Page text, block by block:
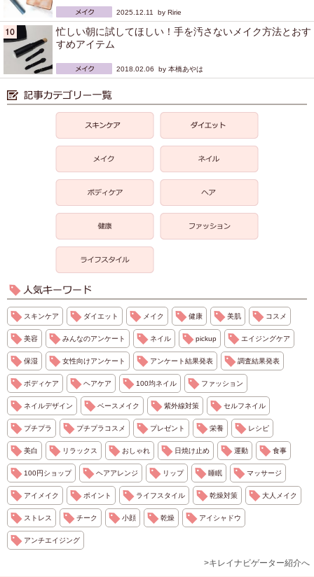
2025.12.11 by Ririe
忙しい朝に試してほしい！手を汚さないメイク方法とおす
すめアイテム
2018.02.06 by 本橋あやは
スキンケア ダイエット メイク 健康 美肌 コスメ
美容 みんなのアンケート ネイル pickup エイジングケア
保湿 女性向けアンケート アンケート結果発表 調査結果発表
ボディケア ヘアケア 100均ネイル ファッション
ネイルデザイン ベースメイク 紫外線対策 セルフネイル
プチプラ プチプラコスメ プレゼント 栄養 レシピ
美白 リラックス おしゃれ 日焼け止め 運動 食事
100円ショップ ヘアアレンジ リップ 睡眠 マッサージ
アイメイク ポイント ライフスタイル 乾燥対策 大人メイク
ストレス チーク 小顔 乾燥 アイシャドウ
アンチエイジング
>キレイナビゲーター紹介へ